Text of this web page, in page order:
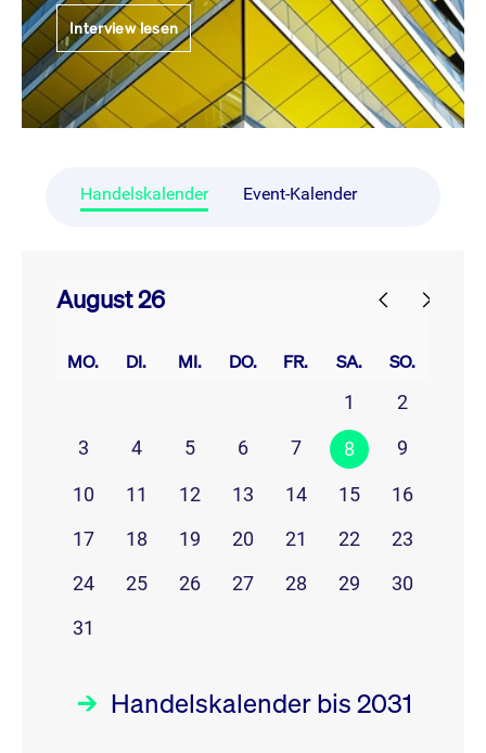
Interview lesen
Handelskalender Event-Kalender
August 26
MO. DI. MI. DO. FR. SA. SO.
1
2
3
4 5 6 7 8 9
10 11 12 13 14 15
16
17
18 19 20 21 22
23
24
25 26 27 28 29
30
31
Handelskalender bis 2031